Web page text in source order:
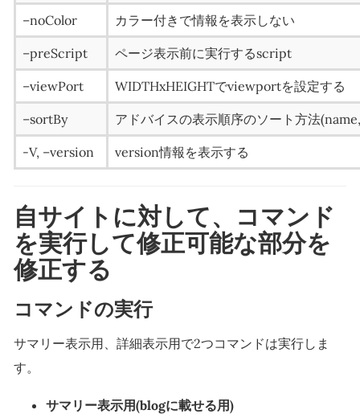
–noColor カラー付きで情報を表示しない
–preScript ページ表示前に実行するscript
–viewPort WIDTHxHEIGHTでviewportを設定する
–sortBy アドバイスの表示順序のソート方法
-V, –version version情報を表示する
自サイトに対して、コマンド
を実行して修正可能な部分を
修正する
コマンドの実行
サマリー表示用、詳細表示用で2つコマンドは実行しま
す。
サマリー表示用(blogに載せる用)